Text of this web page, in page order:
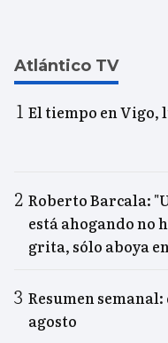
Atlántico TV
El tiempo en Vigo,
Roberto Barcala:
está ahogando no
grita, sólo aboya
Resumen
agosto